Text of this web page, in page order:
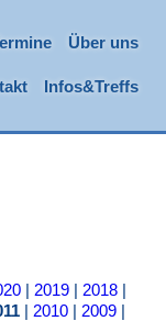
Über uns
Infos&Treffs
2019 2018
2010 2009